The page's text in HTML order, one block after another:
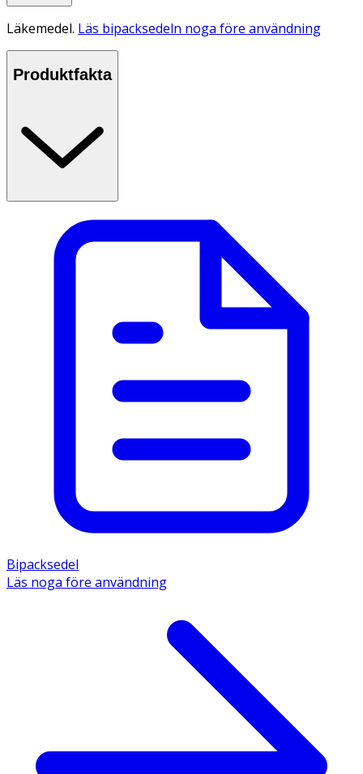
Läkemedel. Läs bipacksedeln noga före användning
Produktfakta
Bipacksedel
Läs noga före användning